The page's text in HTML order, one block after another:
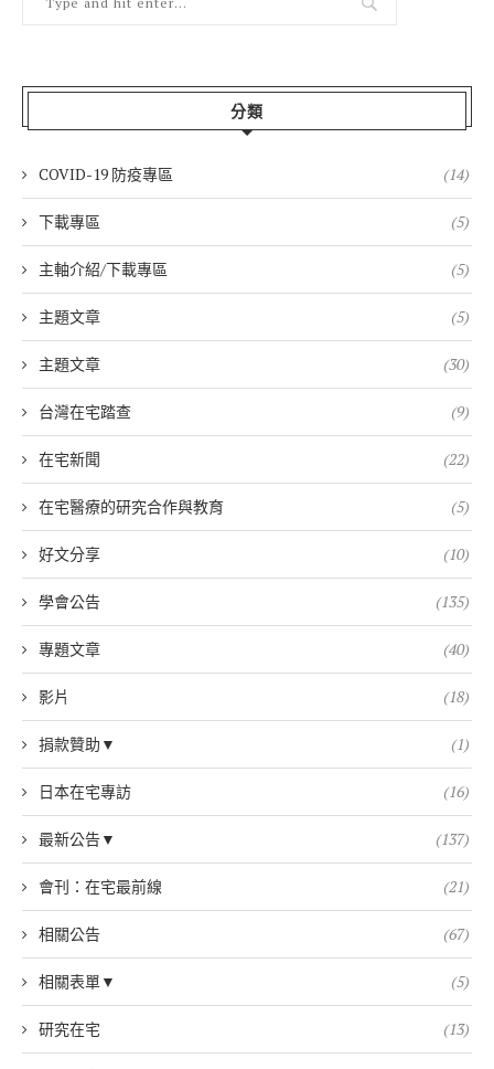
分類
COVID-19 防疫專區 (14)
下載專區 (5)
主軸介紹/下載專區 (5)
主題文章 (5)
主題文章 (30)
台灣在宅踏查 (9)
在宅新聞 (22)
在宅醫療的研究合作與教育 (5)
好文分享 (10)
學會公告 (135)
專題文章 (40)
影片 (18)
捐款贊助▼ (1)
日本在宅專訪 (16)
最新公告▼ (137)
會刊：在宅最前線 (21)
相關公告 (67)
相關表單▼ (5)
研究在宅 (13)